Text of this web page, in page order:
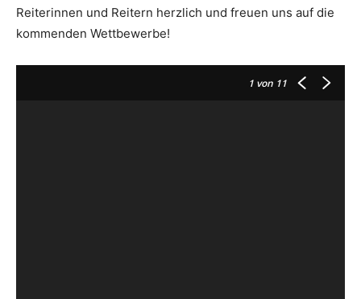
Reiterinnen und Reitern herzlich und freuen uns auf die
kommenden Wettbewerbe!
1 von 11